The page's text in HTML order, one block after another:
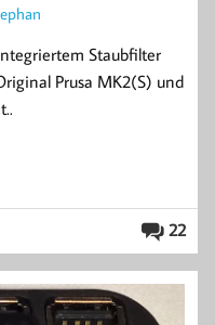
Staubfilter
Prusa MK2(S) und
22